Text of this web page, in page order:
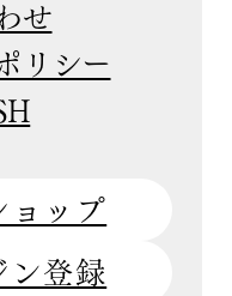
せ
リシー
ョップ
ン登録